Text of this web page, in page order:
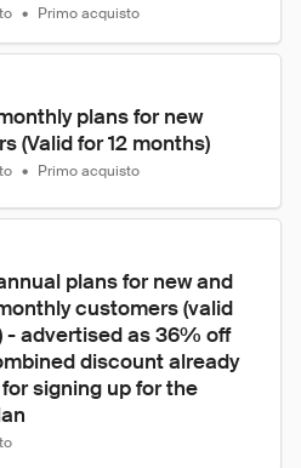
• Primo acquisto
plans for new
(Valid for 12 months)
• Primo acquisto
plans for new and
customers (valid
- advertised as 36% off
discount already
signing up for the